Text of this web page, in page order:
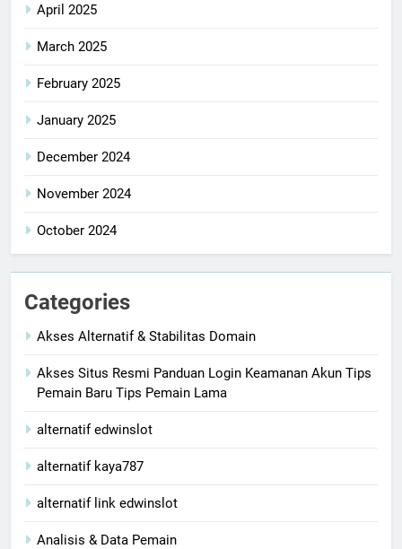
April 2025
March 2025
February 2025
January 2025
December 2024
November 2024
October 2024
Categories
Akses Alternatif & Stabilitas Domain
Akses Situs Resmi Panduan Login Keamanan Akun Tips
Pemain Baru Tips Pemain Lama
alternatif edwinslot
alternatif kaya787
alternatif link edwinslot
Analisis & Data Pemain